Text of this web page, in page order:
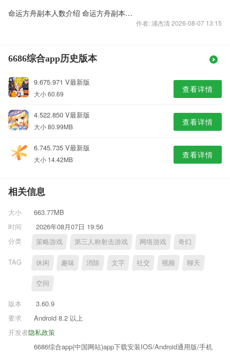
命运方舟副本人数介绍 命运方舟副本几个人进
作者: 浦杰清 2026-08-07 13:15
6686综合app历史版本
9.675.971 V最新版
大小 60.69 查看详情
4.522.850 V最新版
大小 80.99MB 查看详情
6.745.735 V最新版
大小 14.42MB 查看详情
相关信息
大小
663.77MB
时间
2026年08月07日 19:56
分类
策略游戏 第三人称射击游戏 网络游戏 奇幻
TAG 休闲 趣味 消除 文字 社交 视频 聊天
空间
版本
3.60.9
要求
Android 8.2 以上
隐私政策
开发者
6686综合app(中国网站)app下载安装IOS/Android通用版/手机